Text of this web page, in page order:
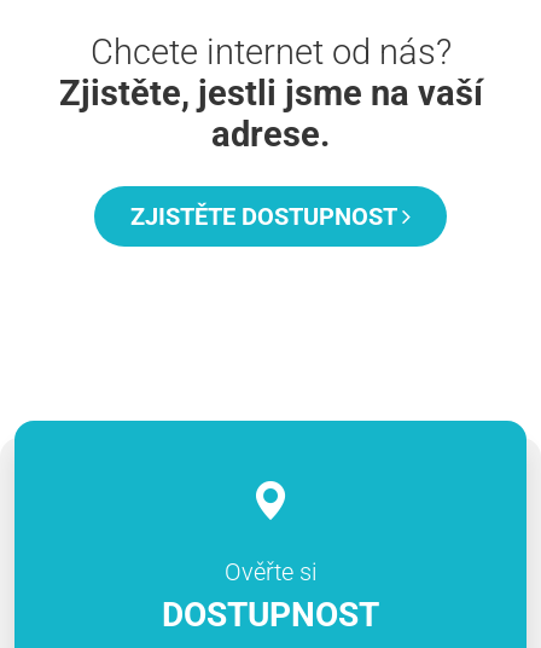
Chcete internet od nás?
Zjistěte, jestli jsme na vaší
adrese.
ZJISTĚTE DOSTUPNOST
Ověřte si
DOSTUPNOST